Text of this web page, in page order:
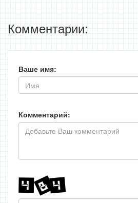
Комментарии:
Ваше имя:
Комментарий: